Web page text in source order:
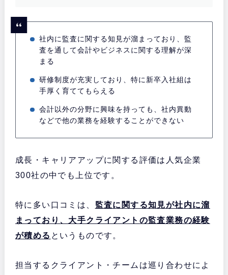
社内に監査に関する知見が溜まっており、監
査を通して会計やビジネスに関する理解が深
まる
研修制度が充実しており、特に新卒入社組は
手厚く育ててもらえる
会計以外の分野に興味を持っても、社内異動
などで他の業務を経験することができない
成長・キャリアアップに関する評価は人気企業
300社の中でも上位です。
特に多い口コミは、 監査に関する知見が社内に溜
まっており、大手クライアントの監査業務の経験
が積める というものです。
担当するクライアント・チームは巡り合わせによ